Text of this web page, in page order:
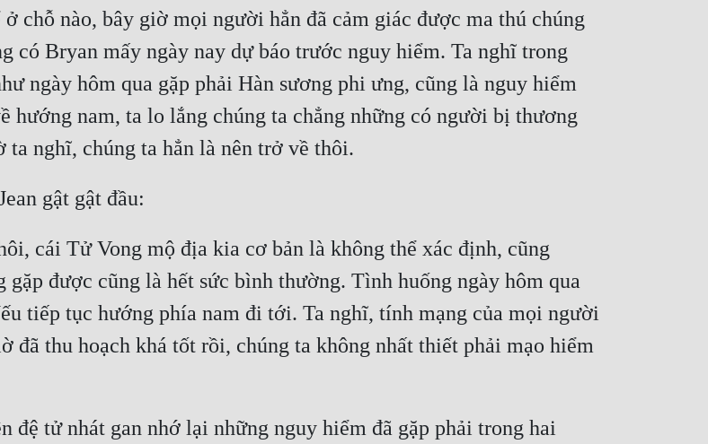
chỗ nào, bây giờ mọi người hẳn đã cảm giác được ma thú chúng
có Bryan mấy ngày nay dự báo trước nguy hiểm. Ta nghĩ trong
ngày hôm qua gặp phải Hàn sương phi ưng, cũng là nguy hiểm
hướng nam, ta lo lắng chúng ta chẳng những có người bị thương
ta nghĩ, chúng ta hẳn là nên trở về thôi.
gật gật đầu:
cái Tử Vong mộ địa kia cơ bản là không thể xác định, cũng
được cũng là hết sức bình thường. Tình huống ngày hôm qua
tiếp tục hướng phía nam đi tới. Ta nghĩ, tính mạng của mọi người
đã thu hoạch khá tốt rồi, chúng ta không nhất thiết phải mạo hiểm
đệ tử nhát gan nhớ lại những nguy hiểm đã gặp phải trong hai